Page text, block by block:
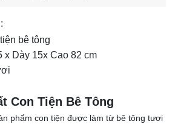
bê tông
x Dày 15x Cao 82 cm
Con Tiện Bê Tông
phẩm con tiện được làm từ bê tông tươi